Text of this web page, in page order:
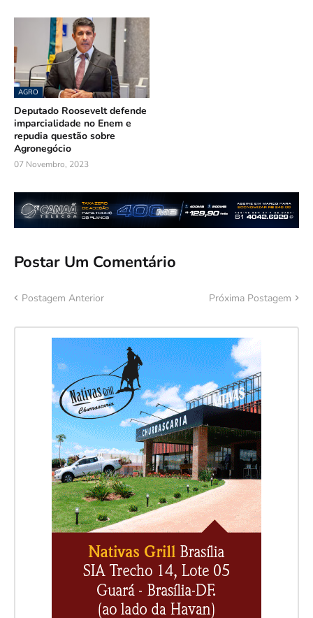
AGRO
Deputado Roosevelt defende
imparcialidade no Enem e
repudia questão sobre
Agronegócio
07 Novembro, 2023
Postar Um Comentário
Postagem Anterior Próxima Postagem